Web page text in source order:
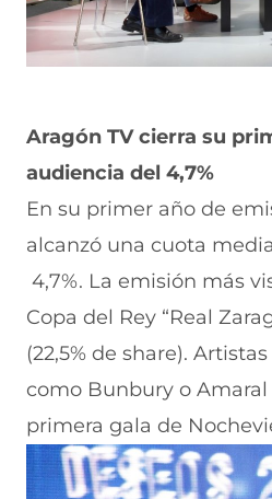
Aragón TV cierra su
audiencia del 4,7%
En su primer año de
alcanzó una cuota
4,7%. La emisión más
Copa del Rey “Real
(22,5% de share).
como Bunbury o
primera gala de